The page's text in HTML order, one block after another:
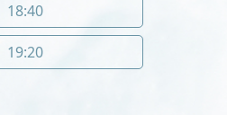
18:40
19:20